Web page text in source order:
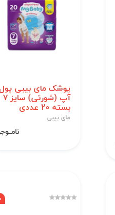
پوشک مای بیبی پول
آپ (شورتی) سایز 7
بسته 20 عددی
مای بیبی